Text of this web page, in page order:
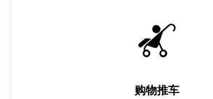
购物推车